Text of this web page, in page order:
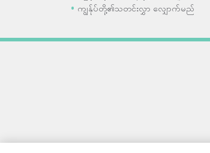
ကျွန်ုပ်တို့၏သတင်းလွှာ လျှောက်မည်